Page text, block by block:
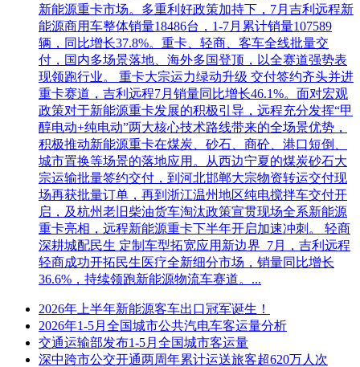
新能源重卡市场。多重利好政策加持下，7月吉利远程新
能源商用车整体销量18486台，1-7月累计销量107589
辆，同比增长37.8%。重卡、轻商、客车全线批量交
付，国内多场景落地、海外多国登顶，以全赛道强势表
现领跑行业。 重卡大宗运力绿动升级 交付签约齐头并进
重卡赛道，吉利远程7月销量同比增长46.1%。面对宏观
政策对于新能源重卡发展的积极引导，远程充分发挥“甲
醇电动+纯电动”两大核心技术路线带来的全场景优势，
积极推动新能源重卡在煤炭、砂石、商砼、港口短倒、
城市置换等场景的落地应用。从西边宁夏的煤炭砂石大
宗运输批量签约交付，到河北邯郸大宗物资转运交付现
场再获批量订单，再到浙江温州地区纯电搅拌车交付开
启，及杭州老旧柴油货车淘汰政策宣贯现场全系新能源
重卡亮相，远程新能源重卡下半年开启加速冲刺。 轻商
深耕城配民生 定制车型拓宽应用新边界 7月，吉利远程
轻商成功开拓民生医疗全新细分市场，销量同比增长
36.6%，持续领跑新能源物流车赛道。...
2026年上半年新能源客车出口冠军诞生！
2026年1-5月全国城市公共汽电车客运量分析
交通运输部发布1-5月全国城市客运量
深中跨市公交开通两周年累计运送旅客超620万人次